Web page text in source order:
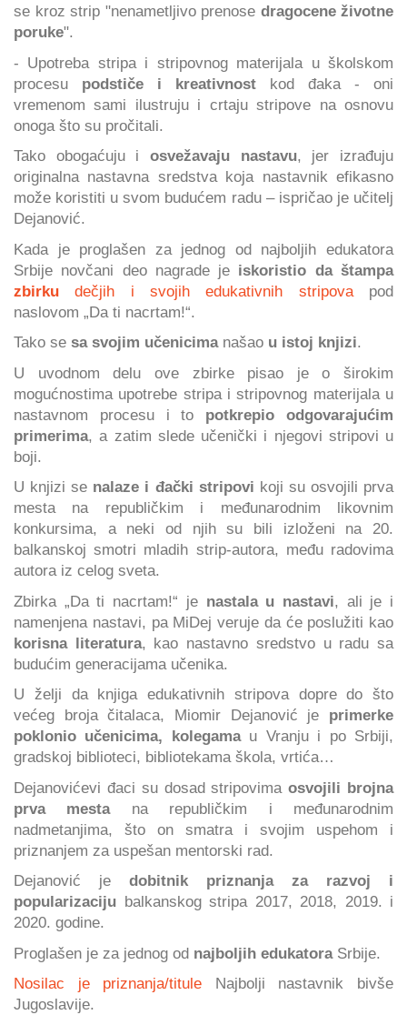
se kroz strip "nenametljivo prenose dragocene životne
poruke".
- Upotreba stripa i stripovnog materijala u školskom
procesu podstiče i kreativnost kod đaka - oni
vremenom sami ilustruju i crtaju stripove na osnovu
onoga što su pročitali.
Tako obogaćuju i osvežavaju nastavu, jer izrađuju
originalna nastavna sredstva koja nastavnik efikasno
može koristiti u svom budućem radu – ispričao je učitelj
Dejanović.
Kada je proglašen za jednog od najboljih edukatora
Srbije novčani deo nagrade je iskoristio da štampa
zbirku dečjih i svojih edukativnih stripovapod
naslovom „Da ti nacrtam!“.
Tako se sa svojim učenicimanašao u istoj knjizi.
U uvodnom delu ove zbirke pisao je o širokim
mogućnostima upotrebe stripa i stripovnog materijala u
nastavnom procesu i to potkrepio odgovarajućim
primerima, a zatim slede učenički i njegovi stripovi u
boji.
U knjizi se nalaze i đački stripovi koji su osvojili prva
mesta na republičkim i međunarodnim likovnim
konkursima, a neki od njih su bili izloženi na 20.
balkanskoj smotri mladih strip-autora, među radovima
autora iz celog sveta.
Zbirka „Da ti nacrtam!“ je nastala u nastavi, ali je i
namenjena nastavi, pa MiDej veruje da će poslužiti kao
korisna literatura, kao nastavno sredstvo u radu sa
budućim generacijama učenika.
U želji da knjiga edukativnih stripova dopre do što
većeg broja čitalaca, Miomir Dejanović je primerke
poklonio učenicima, kolegamau Vranju i po Srbiji,
gradskoj biblioteci, bibliotekama škola, vrtića…
Dejanovićevi đaci su dosad stripovimaosvojili brojna
prva mestana republičkim i međunarodnim
nadmetanjima, što on smatra i svojim uspehom i
priznanjem za uspešan mentorski rad.
Dejanović je dobitnik priznanja za razvoj i
popularizaciju balkanskog stripa 2017, 2018, 2019. i
2020. godine.
Proglašen je za jednog od najboljih edukatoraSrbije.
Nosilac je priznanja/titule Najbolji nastavnik bivše
Jugoslavije.